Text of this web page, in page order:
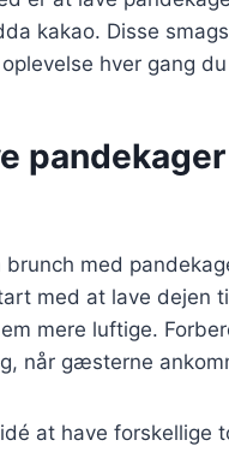
kakao. Disse
hver gang
med
med at lave dejen
mere luftige.
når gæsterne
at have